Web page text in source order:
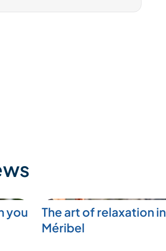
you
The art of relaxation in
Méribel